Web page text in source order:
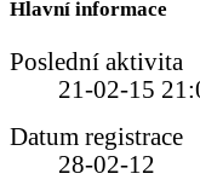
Hlavní informace
Poslední aktivita
21-02-15
Datum registrace
28-02-12